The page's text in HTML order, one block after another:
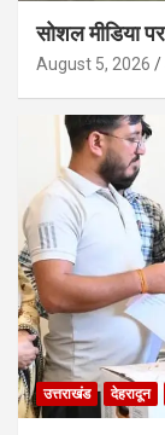
सोशल मीडिया
August 5, 2026
उत्तराखंड देहरादून